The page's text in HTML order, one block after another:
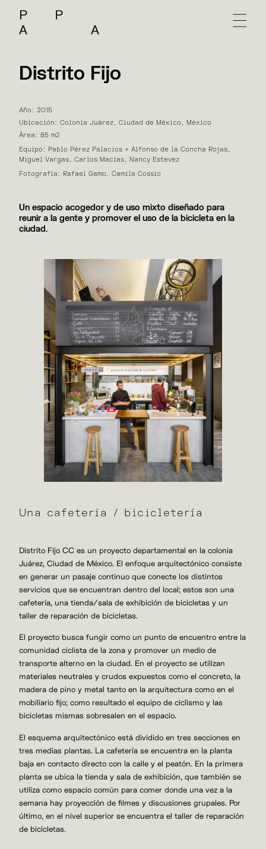
Distrito Fijo
Año: 2015
Ubicación: Colonia Juárez, Ciudad de México, México
Área: 85 m2
Equipo: Pablo Pérez Palacios + Alfonso de la Concha Rojas,
Miguel Vargas, Carlos Macías, Nancy Estevez
Fotografía: Rafael Gamo, Camila Cossío
Un espacio acogedor y de uso mixto diseñado para
reunir a la gente y promover el uso de la bicicleta en la
ciudad.
Una cafetería / bicicletería
Distrito Fijo CC es un proyecto departamental en la colonia
Juárez, Ciudad de México. El enfoque arquitectónico consiste
en generar un pasaje continuo que conecte los distintos
servicios que se encuentran dentro del local; estos son una
cafetería, una tienda/sala de exhibición de bicicletas y un
taller de reparación de bicicletas.
El proyecto busca fungir como un punto de encuentro entre la
comunidad ciclista de la zona y promover un medio de
transporte alterno en la ciudad. En el proyecto se utilizan
materiales neutrales y crudos expuestos como el concreto, la
madera de pino y metal tanto en la arquitectura como en el
mobiliario fijo; como resultado el equipo de ciclismo y las
bicicletas mismas sobresalen en el espacio.
El esquema arquitectónico está dividido en tres secciones en
tres medias plantas. La cafetería se encuentra en la planta
baja en contacto directo con la calle y el peatón. En la primera
planta se ubica la tienda y sala de exhibición, que también se
utiliza como espacio común para comer donde una vez a la
semana hay proyección de filmes y discusiones grupales. Por
último, en el nivel superior se encuentra el taller de reparación
de bicicletas.